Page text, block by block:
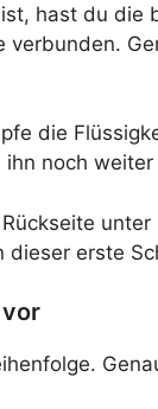
hast du
die
noch
erste